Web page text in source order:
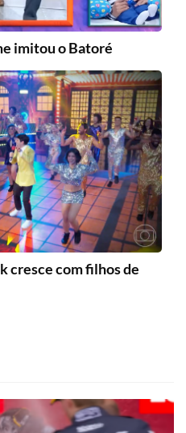
imitou o Batoré
cresce com filhos de